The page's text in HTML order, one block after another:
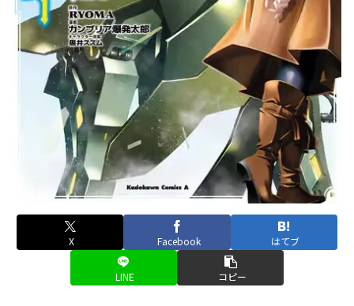
X Facebook はてブ
LINE コピー